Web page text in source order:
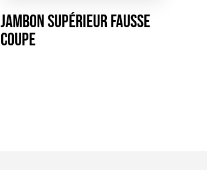
Jambon Supérieur Fausse
Coupe